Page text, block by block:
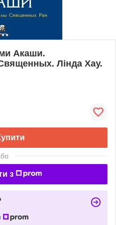
Акаши.
Лінда Хау.
з